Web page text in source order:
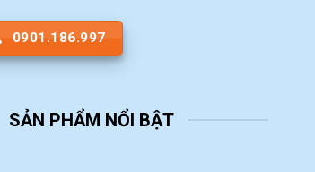
0901.186.997
SẢN PHẨM NỔI BẬT